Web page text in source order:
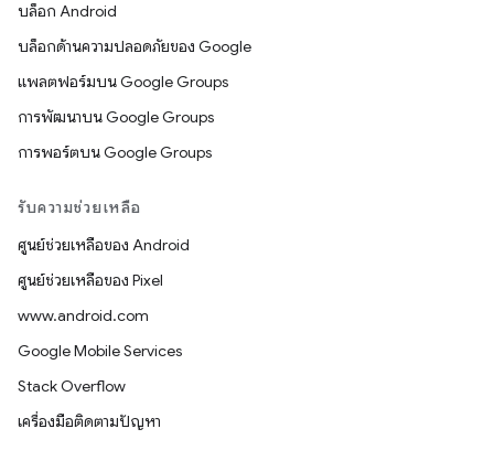
บล็อก Android
บล็อกด้านความปลอดภัยของ Google
แพลตฟอร์มบน Google Groups
การพัฒนาบน Google Groups
การพอร์ตบน Google Groups
รับความช่วยเหลือ
ศูนย์ช่วยเหลือของ Android
ศูนย์ช่วยเหลือของ Pixel
www.android.com
Google Mobile Services
Stack Overflow
เครื่องมือติดตามปัญหา